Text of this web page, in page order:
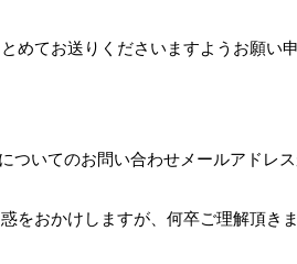
めてお送りくださいますようお願い申
ついてのお問い合わせメールアドレ
をおかけしますが、何卒ご理解頂き